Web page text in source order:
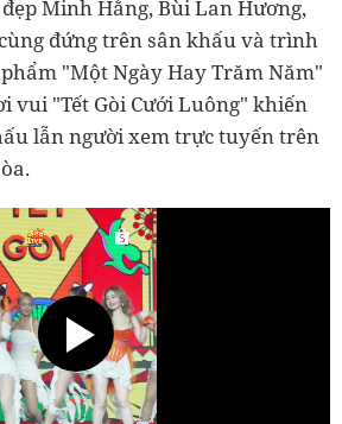
Minh Hằng, Bùi Lan Hương,
đứng trên sân khấu và trình
"Một Ngày Hay Trăm Năm"
vui "Tết Gòi Cưới Luông" khiến
lẫn người xem trực tuyến trên